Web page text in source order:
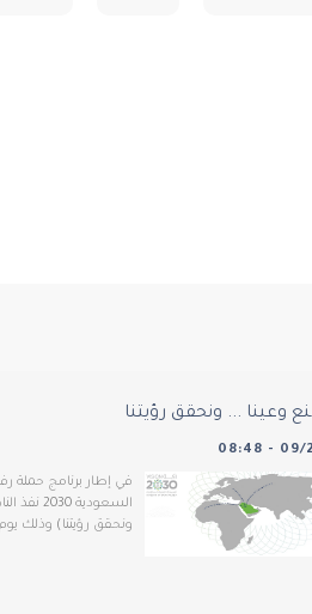
وعينا ... ونحقق رؤيتنا
09/
في إطار برنامج حملة
ونحقق رؤيتنا) وذلك يوم